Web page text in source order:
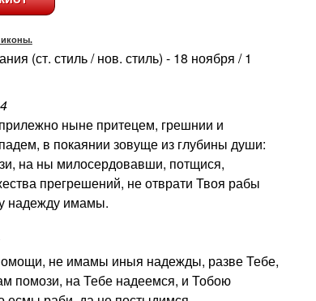
иконы.
(ст. стиль / нов. стиль) - 18 ноября / 1
ныне притецем, грешнии и
в покаянии зовуще из глубины души:
на ны милосердовавши, потщися,
прегрешений, не отврати Твоя рабы
надежду имамы.
не имамы иныя надежды, разве Тебе,
помози, на Тебе надеемся, и Тобою